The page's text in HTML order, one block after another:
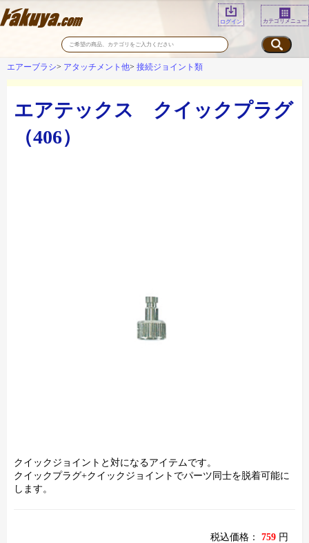
ログイン カテゴリメニュー
エアーブラシ アタッチメント他 接続ジョイント類
エアテックス クイックプラグ
（406）
クイックジョイントと対になるアイテムです。
クイックプラグ+クイックジョイントでパーツ同士を脱着可能に
します。
税込価格： 759 円